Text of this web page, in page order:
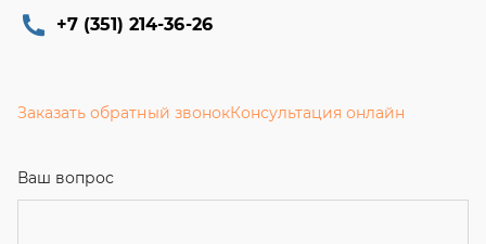
+7 (351) 214-36-26
Заказать обратный звонокКонсультация онлайн
Ваш вопрос